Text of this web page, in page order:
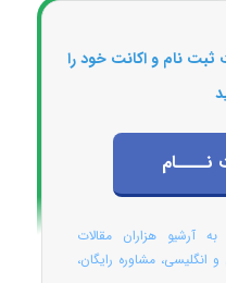
ثبت نام و اکانت خود را
نــــام
آرشیو هزاران مقالات
مشاوره رایگان،